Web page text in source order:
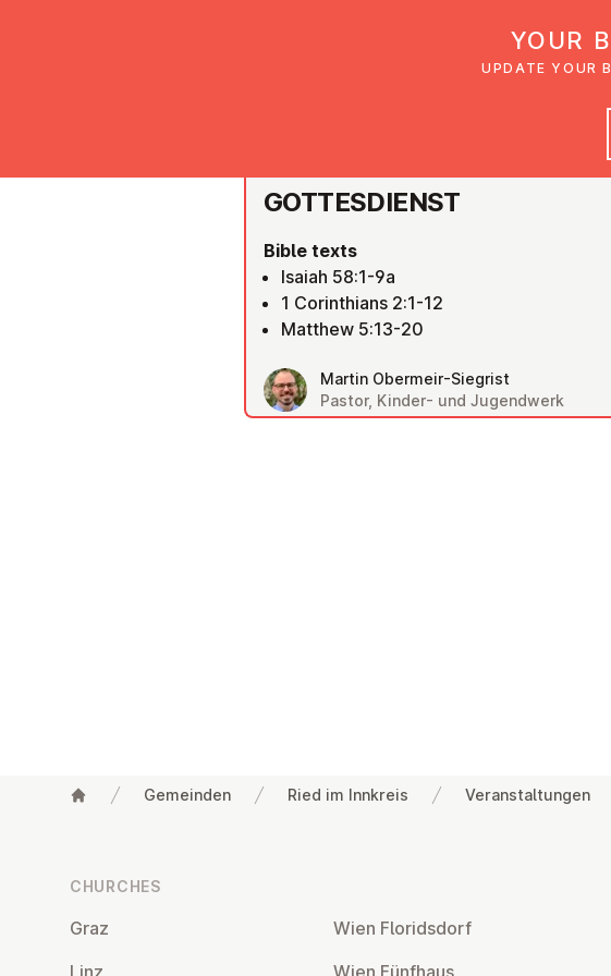
Gemeinden
GOTTES­DI­ENST
Bible texts
Isaiah 58:1-9a
1 Corinthians 2:1-12
Matthew 5:13-20
Martin Obermeir-Siegrist
Pastor, Kinder- und Jugendwerk
Gemeinden Ried im Innkreis Veranstaltungen
CHURCHES
Graz
Linz
Wien Flor­idsdorf
Wien Fünfhaus
YOUR
UPDATE YOUR